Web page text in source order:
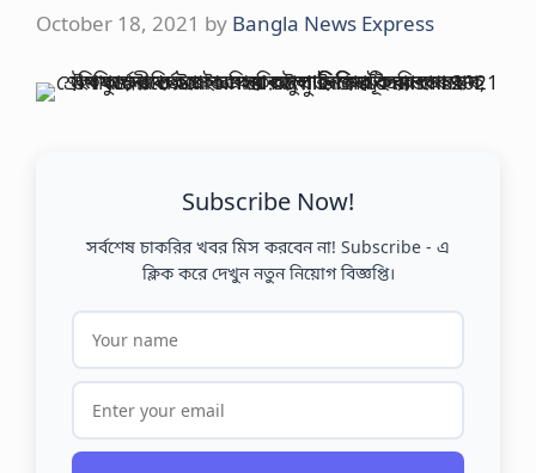
October 18, 2021 by Bangla News Express
Subscribe Now!
সর্বশেষ চাকরির খবর মিস করবেন না! Subscribe - এ
ক্লিক করে দেখুন নতুন নিয়োগ বিজ্ঞপ্তি।